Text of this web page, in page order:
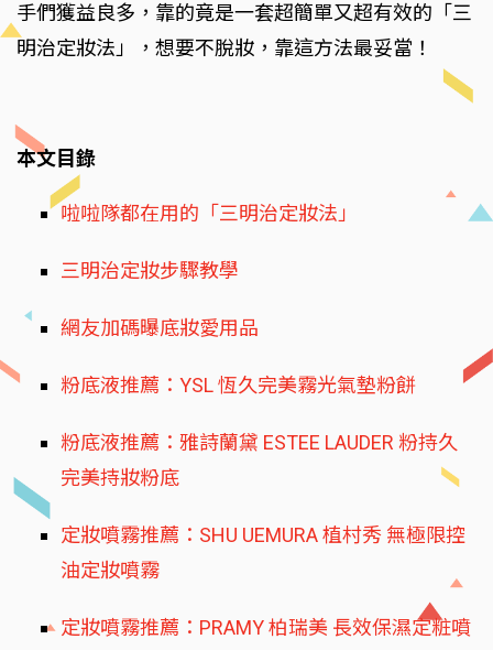
手們獲益良多，靠的竟是一套超簡單又超有效的「三
明治定妝法」，想要不脫妝，靠這方法最妥當！
本文目錄
啦啦隊都在用的「三明治定妝法」
三明治定妝步驟教學
網友加碼曝底妝愛用品
粉底液推薦：YSL 恆久完美霧光氣墊粉餅
粉底液推薦：雅詩蘭黛 ESTEE LAUDER 粉持久
完美持妝粉底
定妝噴霧推薦：SHU UEMURA 植村秀 無極限控
油定妝噴霧
定妝噴霧推薦：PRAMY 柏瑞美 長效保濕定粧噴